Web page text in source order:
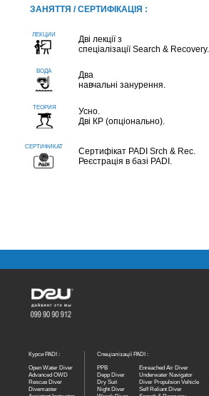
ЗАНЯТТЯ / СЕРТИФІКАЦІЯ :
Дві лекції з
спеціалізації Search & Recovery.
Два
навчальні занурення.
Усно.
Дві КР (опціонально).
Сертифікат PADI Srch & Rec.
Реєстрація в базі PADI.
Курси PADI :
Open Water Diver
Advanced OWD
Rescue Diver
Divemaster
Спеціалізації PADI :
PPB Enreached Air Diver
Depp Diver
Underwater Navigator
Dry Suit
Diver Propulsion Vehicle
Night Diver
Self Reliant Diver